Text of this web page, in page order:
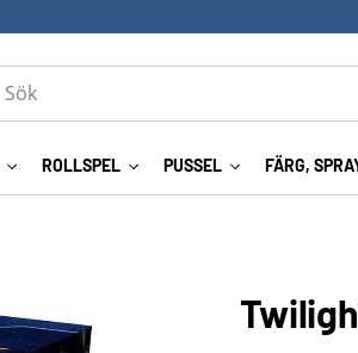
ROLLSPEL PUSSEL FÄRG,